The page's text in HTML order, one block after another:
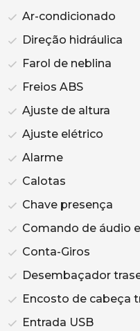
Ar-condicionado
Direção hidráulica
Farol de neblina
Freios ABS
Ajuste de altura
Ajuste elétrico
Alarme
Calotas
Chave presença
Comando de áudio
Conta-Giros
Desembaçador
Encosto de cabeça
Entrada USB